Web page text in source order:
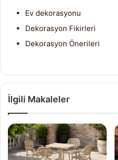
Ev dekorasyonu
Dekorasyon Fikirleri
Dekorasyon Önerileri
İlgili Makaleler